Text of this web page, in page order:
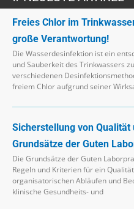
Freies Chlor im
große Verantwortung!
Die Wasserdesinfektion ist ein
und Sauberkeit des Trinkwassers
verschiedenen
freiem Chlor aufgrund seiner
Sicherstellung von
Grundsätze der Guten
Die Grundsätze der Guten
Regeln und Kriterien für ein
organisatorischen Abläufen und
klinische Gesundheits- und